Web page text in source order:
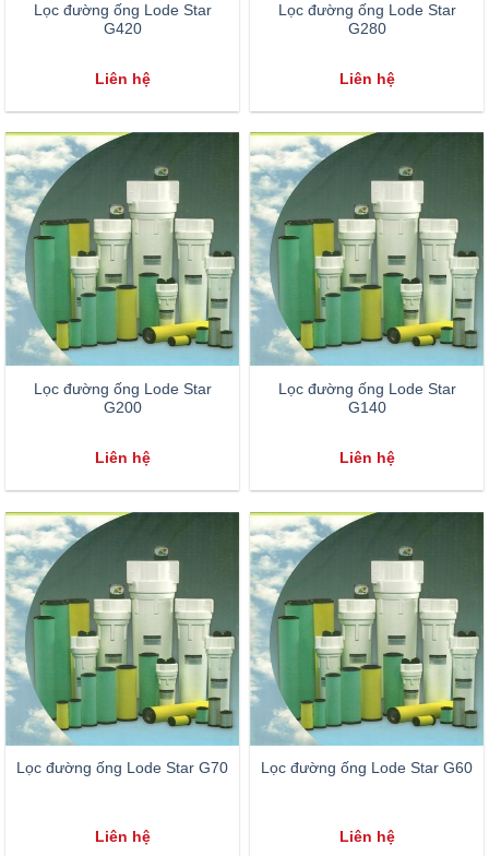
Lọc đường ống Lode Star
G420
Liên hệ
Lọc đường ống Lode Star
G280
Liên hệ
Lọc đường ống Lode Star
G200
Liên hệ
Lọc đường ống Lode Star
G140
Liên hệ
Lọc đường ống Lode Star G70
Liên hệ
Lọc đường ống Lode Star G60
Liên hệ